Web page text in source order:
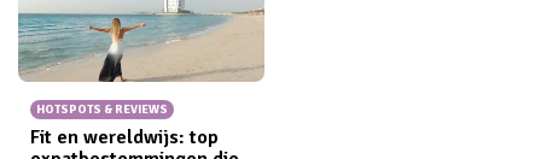
HOTSPOTS & REVIEWS
Fit en wereldwijs: top